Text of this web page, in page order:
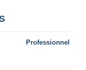
Professionnel